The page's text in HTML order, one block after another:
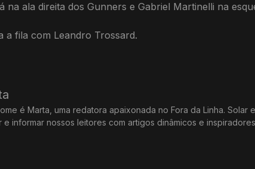
na ala direita dos Gunners e Gabriel Martinelli na
a fila com Leandro Trossard.
é Marta, uma redatora apaixonada no Fora da Linha.
e informar nossos leitores com artigos dinâmicos e